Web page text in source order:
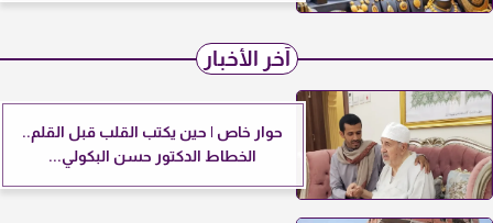
آخر الأخبار
حوار خاص | حين يكتب القلب قبل القلم..
الخطاط الدكتور حسن البكولي...